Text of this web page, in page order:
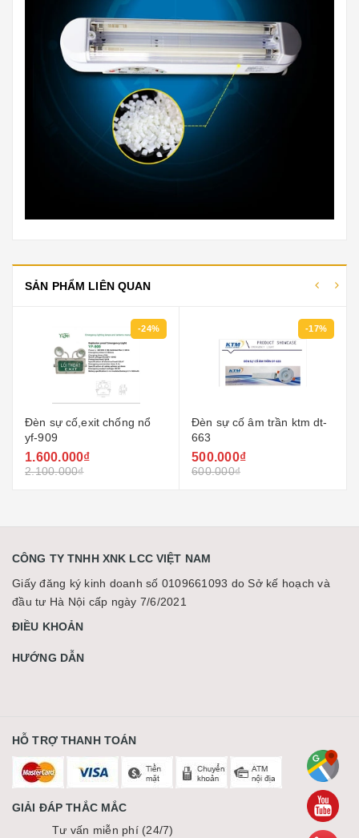
SẢN PHẨM LIÊN QUAN
-24%
Đèn sự cố,exit chống nổ
yf-909
1.600.000₫
2.100.000₫
-17%
Đèn sự cố âm trần ktm dt-
663
500.000₫
600.000₫
CÔNG TY TNHH XNK LCC VIỆT NAM
Giấy đăng ký kinh doanh số 0109661093 do Sở kế hoạch và
đầu tư Hà Nội cấp ngày 7/6/2021
ĐIỀU KHOẢN
HƯỚNG DẪN
HỖ TRỢ THANH TOÁN
GIẢI ĐÁP THẮC MẮC
Tư vấn miễn phí (24/7)